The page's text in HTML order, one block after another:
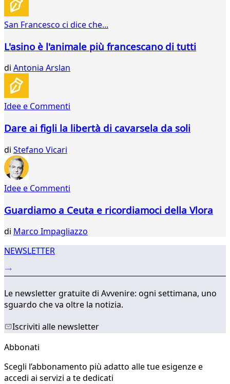
San Francesco ci dice che...
L'asino è l'animale più francescano di tutti
di Antonia Arslan
Idee e Commenti
Dare ai figli la libertà di cavarsela da soli
di Stefano Vicari
Idee e Commenti
Guardiamo a Ceuta e ricordiamoci della Vlora
di Marco Impagliazzo
NEWSLETTER
Le newsletter gratuite di Avvenire: ogni settimana, uno
sguardo che va oltre la notizia.
Iscriviti alle newsletter
Abbonati
Scegli l’abbonamento più adatto alle tue esigenze e
accedi ai servizi a te dedicati